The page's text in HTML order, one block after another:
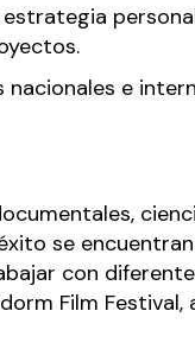
e
se
con
Film